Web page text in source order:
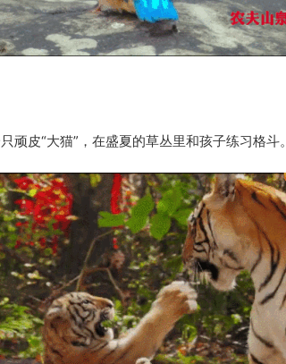
顽皮“大猫”，在盛夏的草丛里和孩子练习格斗。